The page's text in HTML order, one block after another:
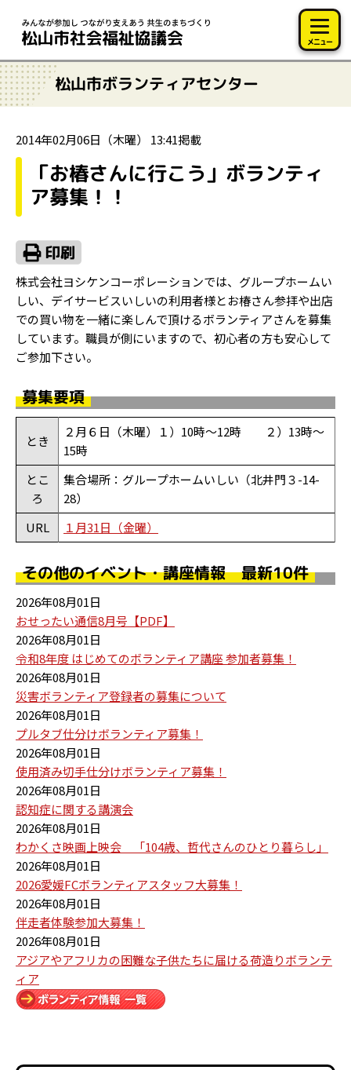
メニュー
松山市ボランティアセンター
2014年02月06日（木曜） 13:41掲載
「お椿さんに行こう」ボランティ
ア募集！！
株式会社ヨシケンコーポレーションでは、グループホームい
しい、デイサービスいしいの利用者様とお椿さん参拝や出店
での買い物を一緒に楽しんで頂けるボランティアさんを募集
しています。職員が側にいますので、初心者の方も安心して
ご参加下さい。
募集要項
とき
２月６日（木曜）１）10時～12時 ２）13時～
15時
とこ
ろ
集合場所：グループホームいしい（北井門３-14-
28）
URL
１月31日（金曜）
その他のイベント・講座情報 最新10件
2026年08月01日
おせったい通信8月号【PDF】
2026年08月01日
令和8年度 はじめてのボランティア講座 参加者募集！
2026年08月01日
災害ボランティア登録者の募集について
2026年08月01日
プルタブ仕分けボランティア募集！
2026年08月01日
使用済み切手仕分けボランティア募集！
2026年08月01日
認知症に関する講演会
2026年08月01日
わかくさ映画上映会 「104歳、哲代さんのひとり暮らし」
2026年08月01日
2026愛媛FCボランティアスタッフ大募集！
2026年08月01日
伴走者体験参加大募集！
2026年08月01日
アジアやアフリカの困難な子供たちに届ける荷造りボランテ
ィア